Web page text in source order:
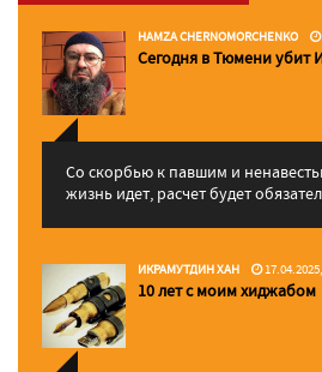
HAMZA CHERNOMORCHENKO
Сегодня в Тюмени убит
Со скорбью к павшим и
жизнь идет, расчет будет
ИКРАМУТДИН ХАН
10 лет с моим хиджабом